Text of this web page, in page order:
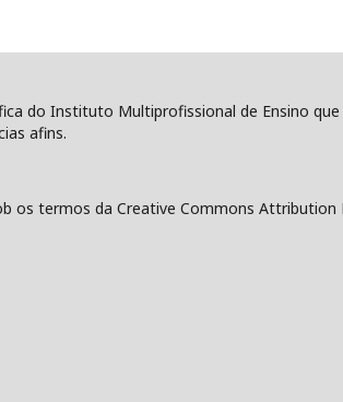
do Instituto Multiprofissional de Ensino
afins.
os termos da Creative Commons Attribution